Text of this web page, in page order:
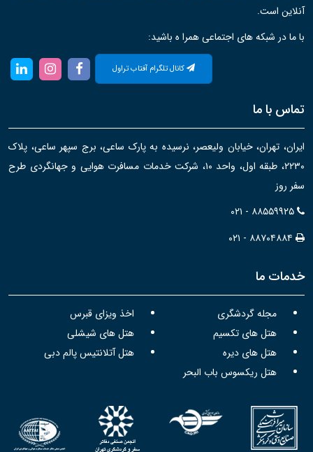
آنلاین است.
با ما در شبکه های اجتماعی همرا ه باشید:
کانال تلگرام آفتاب تراول
تماس با ما
ایران، تهران، خیابان ولیعصر، نرسیده به پارک ساعی، برج سپهر ساعی، پلاک
۲۲۳۰، طبقه اول، واحد ۱۰، شرکت خدمات مسافرت هوایی و جهانگردی طرح
سفر روز
۰۲۱ - ۸۸۵۵۹۹۲۵
۰۲۱ - ۸۸۷۰۴۸۸۴
خدمات ما
مجله گردشگری
اخذ ویزای قبرس
هتل های تکسیم
هتل های شیشلی
هتل های دیره
هتل آتلانتیس پالم دبی
هتل ریکسوس باب البحر